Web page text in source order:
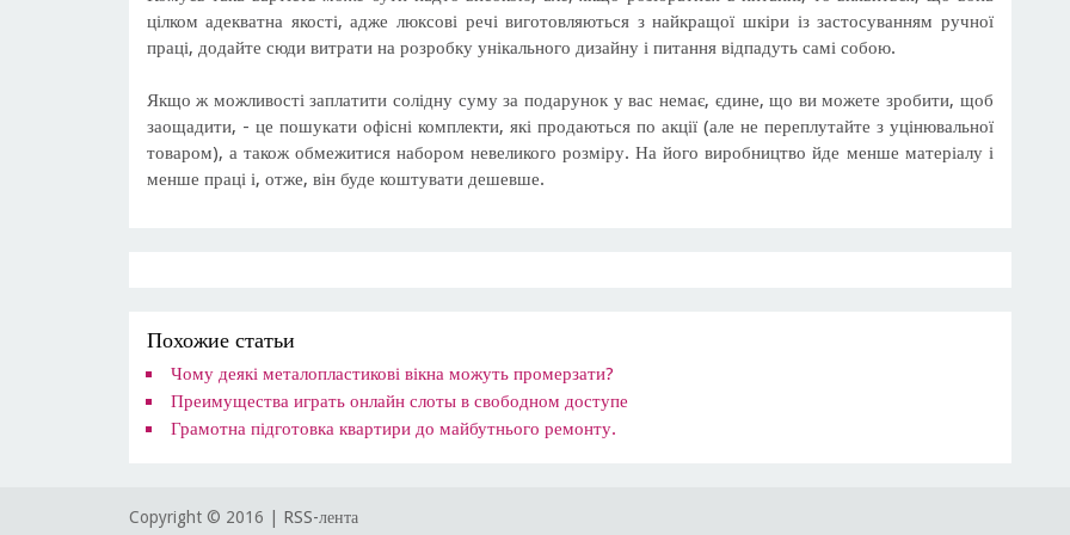
цілком адекватна якості, адже люксові речі виготовляються з найкращої шкіри із застосуванням ручної
праці, додайте сюди витрати на розробку унікального дизайну і питання відпадуть самі собою.
Якщо ж можливості заплатити солідну суму за подарунок у вас немає, єдине, що ви можете зробити, щоб
заощадити, - це пошукати офісні комплекти, які продаються по акції (але не переплутайте з уцінювальної
товаром), а також обмежитися набором невеликого розміру. На його виробництво йде менше матеріалу і
менше праці і, отже, він буде коштувати дешевше.
Похожие статьи
Чому деякі металопластикові вікна можуть промерзати?
Преимущества играть онлайн слоты в свободном доступе
Грамотна підготовка квартири до майбутнього ремонту.
Copyright © 2016 | RSS-лента